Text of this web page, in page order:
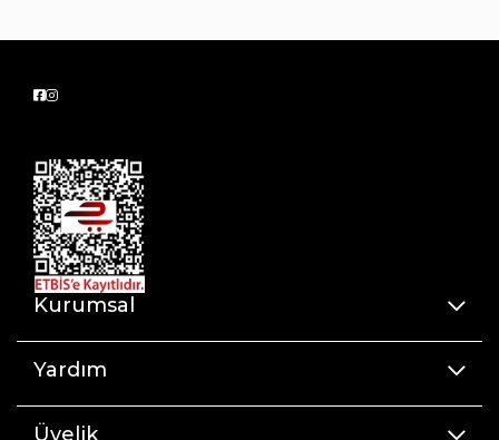
Kurumsal
Yardım
Üyelik